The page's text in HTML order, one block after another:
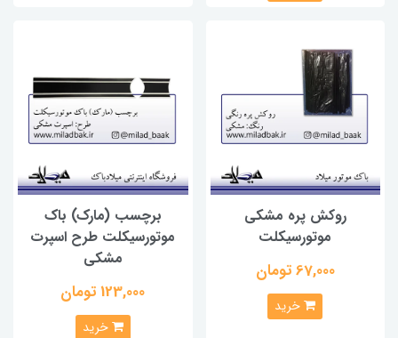
روکش پره مشکی
موتورسیکلت
67,000 تومان
خرید
برچسب (مارک) باک
موتورسیکلت طرح اسپرت
مشکی
123,000 تومان
خرید